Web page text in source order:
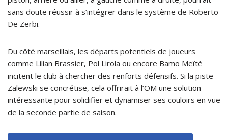
sans doute réussir à s’intégrer dans le système de Roberto
De Zerbi.
Du côté marseillais, les départs potentiels de joueurs
comme Lilian Brassier, Pol Lirola ou encore Bamo Meïté
incitent le club à chercher des renforts défensifs. Si la piste
Zalewski se concrétise, cela offrirait à l’OM une solution
intéressante pour solidifier et dynamiser ses couloirs en vue
de la seconde partie de saison.